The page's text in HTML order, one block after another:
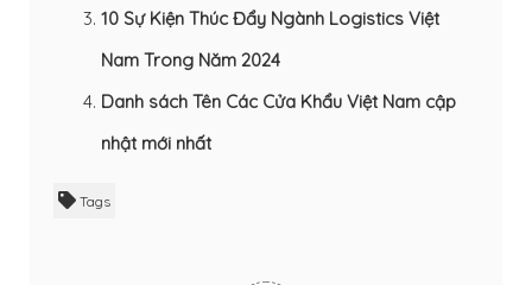
10 Sự Kiện Thúc Đẩy Ngành Logistics Việt
Nam Trong Năm 2024
Danh sách Tên Các Cửa Khẩu Việt Nam cập
nhật mới nhất
Tags